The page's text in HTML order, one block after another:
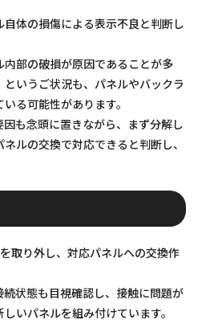
体の損傷による表示不良と判断し
部の破損が原因であることが多
いうご状況も、パネルやバックラ
る可能性があります。
も念頭に置きながら、まず分解し
ルの交換で対応できると判断し、
取り外し、対応パネルへの交換作
状態も目視確認し、接触に問題が
いパネルを組み付けています。